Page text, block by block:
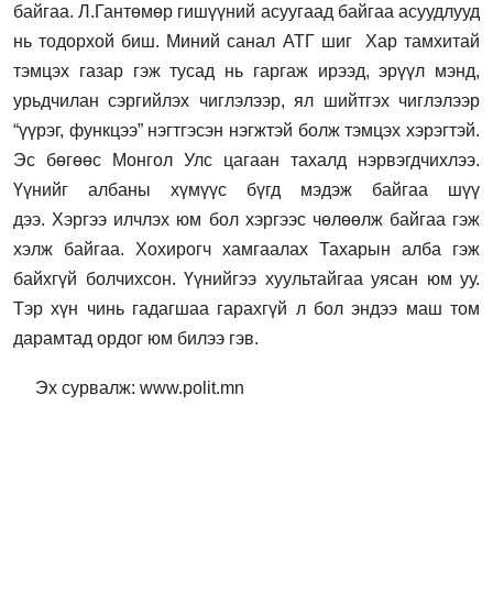
байгаа. Л.Гантөмөр гишүүний асуугаад байгаа асуудлууд
нь тодорхой биш. Миний санал АТГ шиг Хар тамхитай
тэмцэх газар гэж тусад нь гаргаж ирээд, эрүүл мэнд,
урьдчилан сэргийлэх чиглэлээр, ял шийтгэх чиглэлээр
“үүрэг, функцээ” нэгтгэсэн нэгжтэй болж тэмцэх хэрэгтэй.
Эс бөгөөс Монгол Улс цагаан тахалд нэрвэгдчихлээ.
Үүнийг албаны хүмүүс бүгд мэдэж байгаа шүү
дээ. Хэргээ илчлэх юм бол хэргээс чөлөөлж байгаа гэж
хэлж байгаа. Хохирогч хамгаалах Тахарын алба гэж
байхгүй болчихсон. Үүнийгээ хуультайгаа уясан юм уу.
Тэр хүн чинь гадагшаа гарахгүй л бол эндээ маш том
дарамтад ордог юм билээ гэв.
Эх сурвалж: www.polit.mn